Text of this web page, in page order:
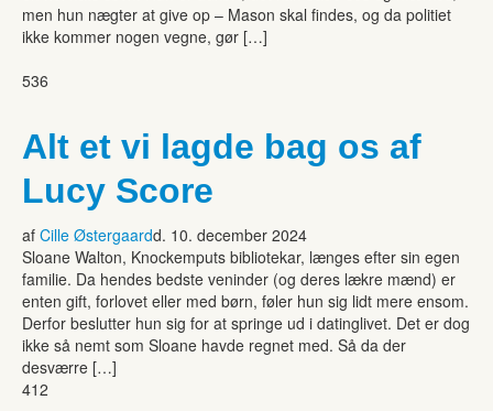
men hun nægter at give op – Mason skal findes, og da politiet
ikke kommer nogen vegne, gør […]
536
Alt et vi lagde bag os af
Lucy Score
af Cille Østergaardd. 10. december 2024
Sloane Walton, Knockemputs bibliotekar, længes efter sin egen
familie. Da hendes bedste veninder (og deres lækre mænd) er
enten gift, forlovet eller med børn, føler hun sig lidt mere ensom.
Derfor beslutter hun sig for at springe ud i datinglivet. Det er dog
ikke så nemt som Sloane havde regnet med. Så da der
desværre […]
412